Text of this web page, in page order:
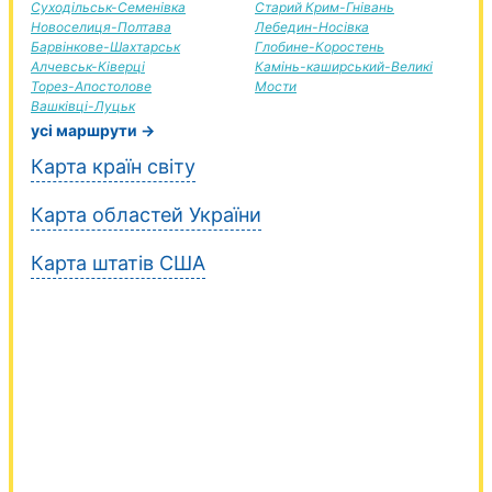
Суходільськ-Семенівка
Новоселиця-Полтава
Барвінкове-Шахтарськ
Алчевськ-Ківерці
Торез-Апостолове
Вашківці-Луцьк
Старий Крим-Гнівань
Лебедин-Носівка
Глобине-Коростень
Камінь-каширський-Великі
Мости
усі маршрути →
Карта країн світу
Карта областей України
Карта штатів США